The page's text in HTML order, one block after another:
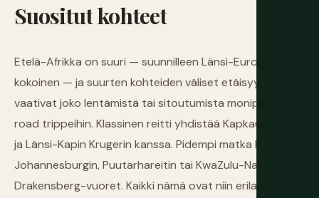
Suositutkohteet
Etelä-Afrikka on suuri — suunnilleen Länsi-Euroopan
kokoinen — ja suurten kohteiden väliset etäisyydet
vaativat joko lentämistä tai sitoutumista monipäiväisiin
road trippeihin. Klassinen reitti yhdistää Kapkaupungin
ja Länsi-Kapin Krugerin kanssa. Pidempi matka lisää
Johannesburgin, Puutarhareitin tai KwaZulu-Natalin
Drakensberg-vuoret. Kaikki nämä ovat niin erilaisia, että